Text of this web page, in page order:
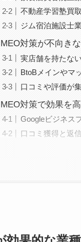
不動産学習塾買
ジム宿泊施設士
MEO対策が不向き
実店舗を持たな
BtoBメインやマ
口コミや評価が
MEO対策で効果を
Googleビジネス
口コミ獲得と返